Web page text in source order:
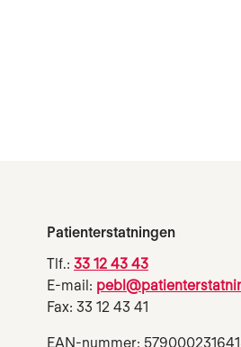
Patienterstatningen
Tlf.: 33 12 43 43
E-mail:
Fax: 33 12 43 41
EAN-nummer: